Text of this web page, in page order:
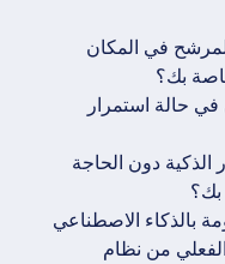
في المكان
حالة استمرار
دون الحاجة
الاصطناعي
من نظام